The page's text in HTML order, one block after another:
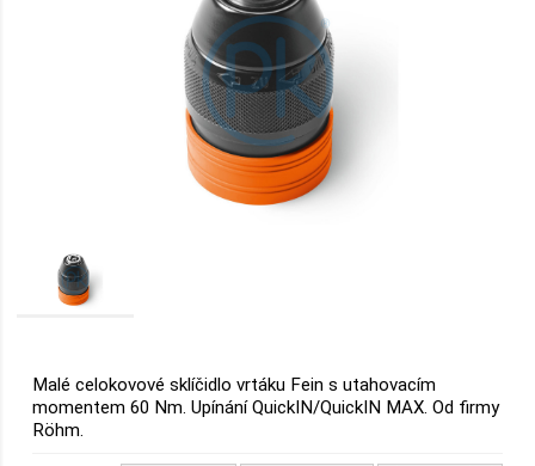
Malé celokovové sklíčidlo vrtáku Fein s utahovacím
momentem 60 Nm. Upínání QuickIN/QuickIN MAX. Od firmy
Röhm.